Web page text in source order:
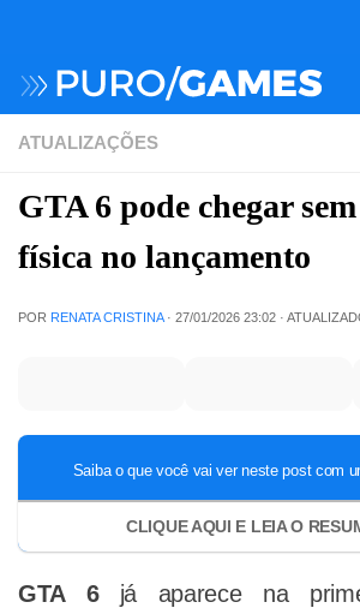
ATUALIZAÇÕES
GTA 6 pode chegar
física no lançamento
POR RENATA CRISTINA · 27/01/2026 23:02 ·
GTA 6já aparece na